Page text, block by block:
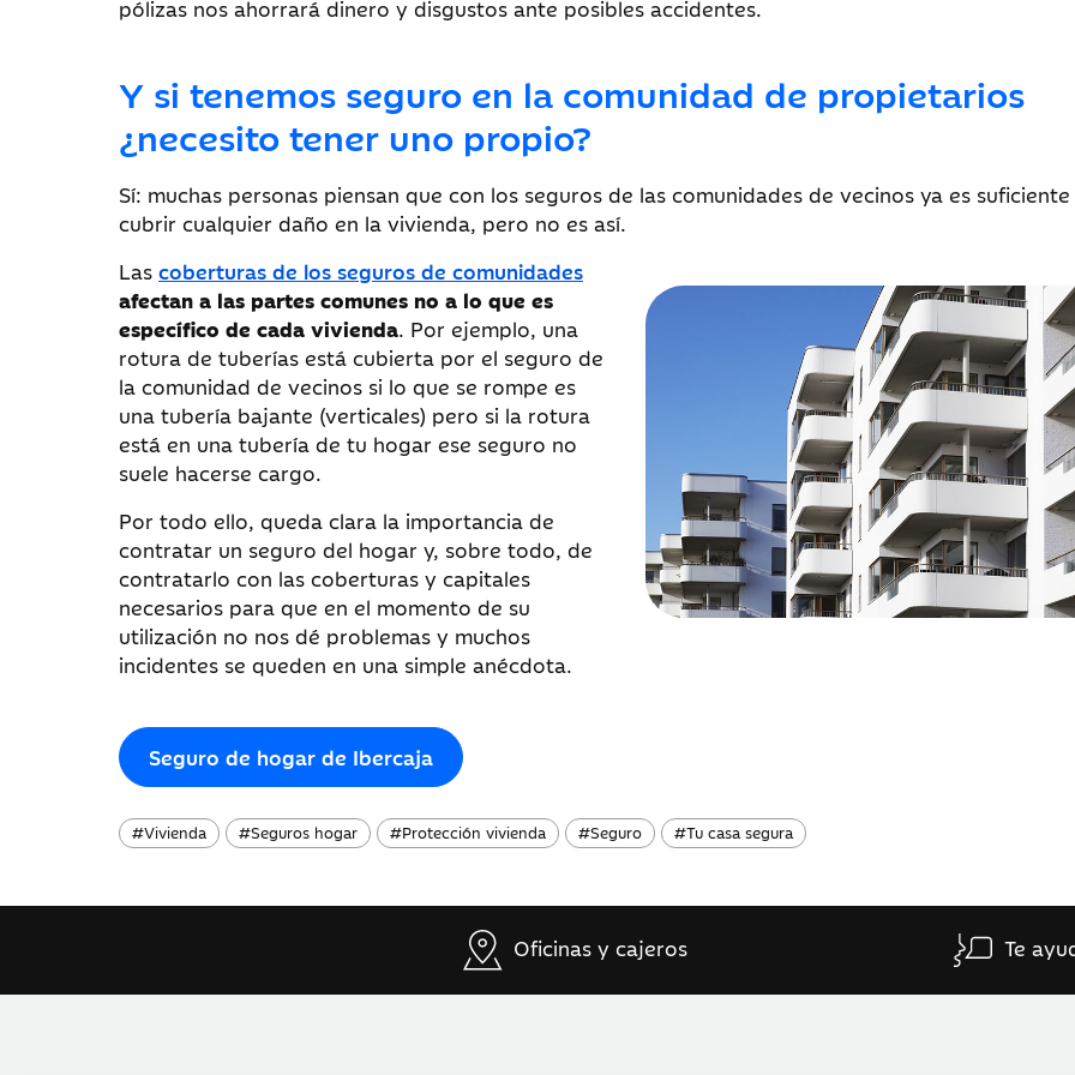
pólizas nos ahorrará dinero y disgustos ante posibles accidentes.
Y si tenemos seguro en la comunidad de propietarios
¿necesito tener uno propio?
Sí: muchas personas piensan que con los seguros de las comunidades de vecinos ya es
cubrir cualquier daño en la vivienda, pero no es así.
Las coberturas de los seguros de comunidades
afectan a las partes comunes no a lo que es
específico de cada vivienda. Por ejemplo, una
rotura de tuberías está cubierta por el seguro de
la comunidad de vecinos si lo que se rompe es
una tubería bajante (verticales) pero si la rotura
está en una tubería de tu hogar ese seguro no
suele hacerse cargo.
Por todo ello, queda clara la importancia de
contratar un seguro del hogar y, sobre todo, de
contratarlo con las coberturas y capitales
necesarios para que en el momento de su
utilización no nos dé problemas y muchos
incidentes se queden en una simple anécdota.
Seguro de hogar de Ibercaja
Vivienda
# Seguros hogar
# Protección vivienda
# Seguro
# Tu casa segura
#
Oficinas y cajeros Te